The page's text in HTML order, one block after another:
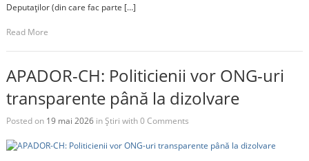
Deputaților (din care fac parte […]
Read More
APADOR-CH: Politicienii vor ONG-uri
transparente până la dizolvare
Posted on 19 mai 2026inȘtiri with0 Comments